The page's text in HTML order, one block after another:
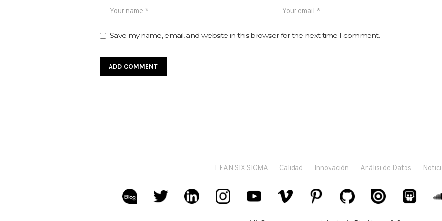
Save my name, email, and website in this browser for the next time I comment.
LEAN SIX SIGMA Calidad Innovación Análisi de Datos